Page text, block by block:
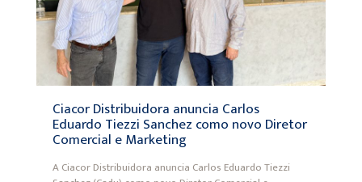
Ciacor Distribuidora anuncia Carlos
Eduardo Tiezzi Sanchez como novo Diretor
Comercial e Marketing
A Ciacor Distribuidora anuncia Carlos Eduardo Tiezzi